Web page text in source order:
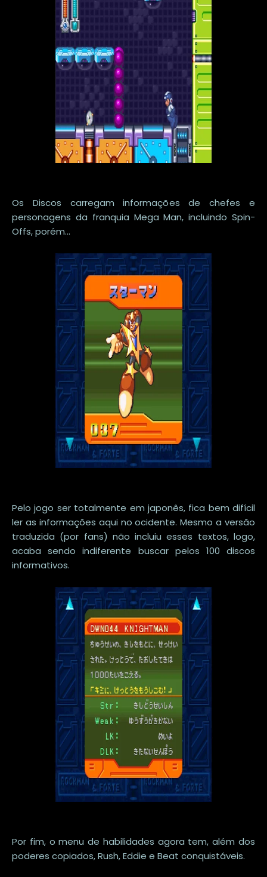
Os Discos carregam informações de chefes e
personagens da franquia Mega Man, incluindo Spin-
Offs, porém...
Pelo jogo ser totalmente em japonês, fica bem difícil
ler as informações aqui no ocidente. Mesmo a versão
traduzida (por fans) não incluiu esses textos, logo,
acaba sendo indiferente buscar pelos 100 discos
informativos.
Por fim, o menu de habilidades agora tem, além dos
poderes copiados, Rush, Eddie e Beat conquistáveis.